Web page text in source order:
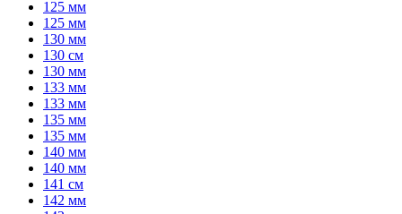
125 мм
125 мм
130 мм
130 см
130 мм
133 мм
133 мм
135 мм
135 мм
140 мм
140 мм
141 см
142 мм